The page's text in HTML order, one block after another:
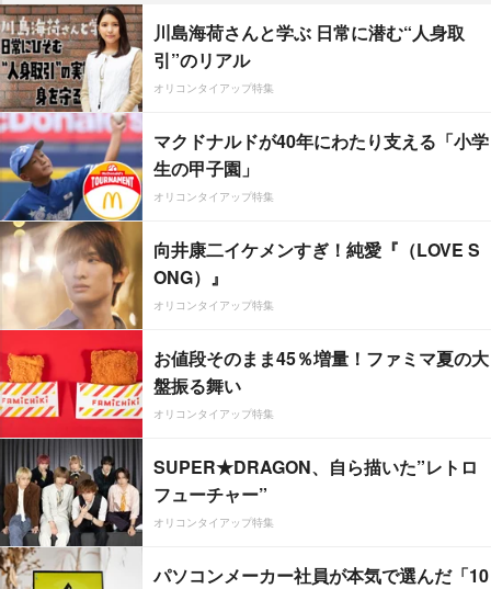
川島海荷さんと学ぶ 日常に潜む“人身取
引”のリアル
オリコンタイアップ特集
マクドナルドが40年にわたり支える「小学
生の甲子園」
オリコンタイアップ特集
向井康二イケメンすぎ！純愛『（LOVE S
ONG）』
オリコンタイアップ特集
お値段そのまま45％増量！ファミマ夏の大
盤振る舞い
オリコンタイアップ特集
SUPER★DRAGON、自ら描いた”レトロ
フューチャー”
オリコンタイアップ特集
パソコンメーカー社員が本気で選んだ「10